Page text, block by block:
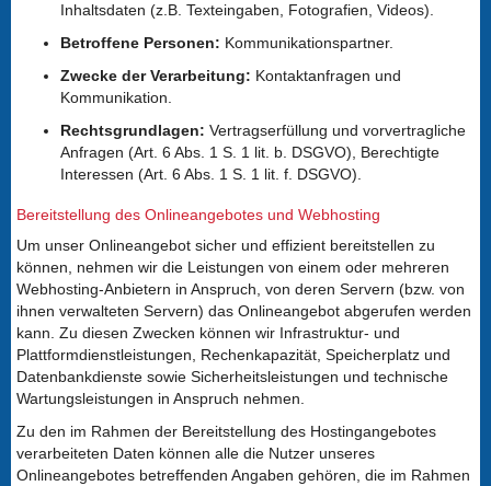
Inhaltsdaten (z.B. Texteingaben, Fotografien, Videos).
Betroffene Personen: Kommunikationspartner.
Zwecke der Verarbeitung: Kontaktanfragen und
Kommunikation.
Rechtsgrundlagen: Vertragserfüllung und vorvertragliche
Anfragen (Art. 6 Abs. 1 S. 1 lit. b. DSGVO), Berechtigte
Interessen (Art. 6 Abs. 1 S. 1 lit. f. DSGVO).
Bereitstellung des Onlineangebotes und Webhosting
Um unser Onlineangebot sicher und effizient bereitstellen zu
können, nehmen wir die Leistungen von einem oder mehreren
Webhosting-Anbietern in Anspruch, von deren Servern (bzw. von
ihnen verwalteten Servern) das Onlineangebot abgerufen werden
kann. Zu diesen Zwecken können wir Infrastruktur- und
Plattformdienstleistungen, Rechenkapazität, Speicherplatz und
Datenbankdienste sowie Sicherheitsleistungen und technische
Wartungsleistungen in Anspruch nehmen.
Zu den im Rahmen der Bereitstellung des Hostingangebotes
verarbeiteten Daten können alle die Nutzer unseres
Onlineangebotes betreffenden Angaben gehören, die im Rahmen